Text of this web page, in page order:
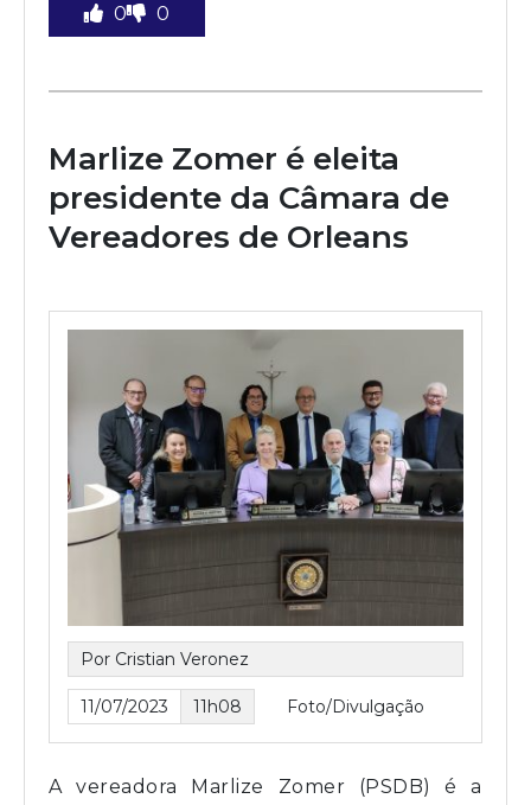
0 0
Marlize Zomer é eleita
presidente da Câmara de
Vereadores de Orleans
Por Cristian Veronez
11/07/2023 11h08 Foto/Divulgação
A vereadora Marlize Zomer (PSDB) é a